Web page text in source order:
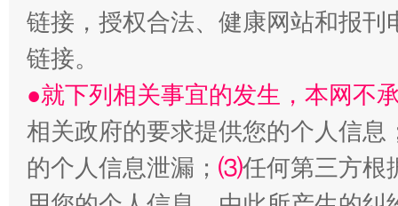
“刷贴”乱象丛生
生
链接，授权合法、健康网站和报
链接。
●就下列相关事宜的发生，本网不
相关政府的要求提供您的个人信息
的个人信息泄漏； ⑶任何第三方根